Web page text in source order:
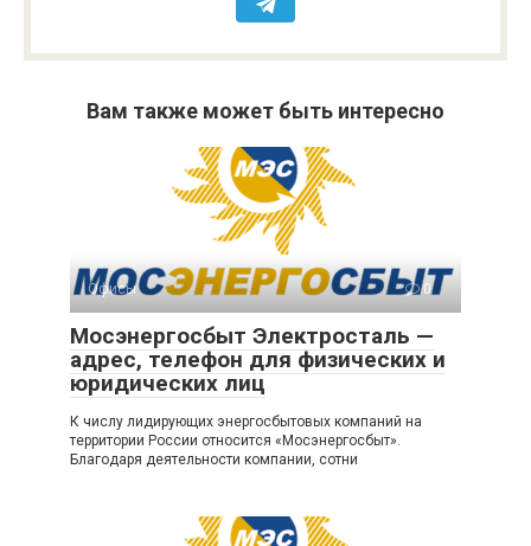
Вам также может быть интересно
Офисы 0
Мосэнергосбыт Электросталь —
адрес, телефон для физических и
юридических лиц
К числу лидирующих энергосбытовых компаний на
территории России относится «Мосэнергосбыт».
Благодаря деятельности компании, сотни